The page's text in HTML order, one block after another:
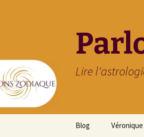
Lire
Blog